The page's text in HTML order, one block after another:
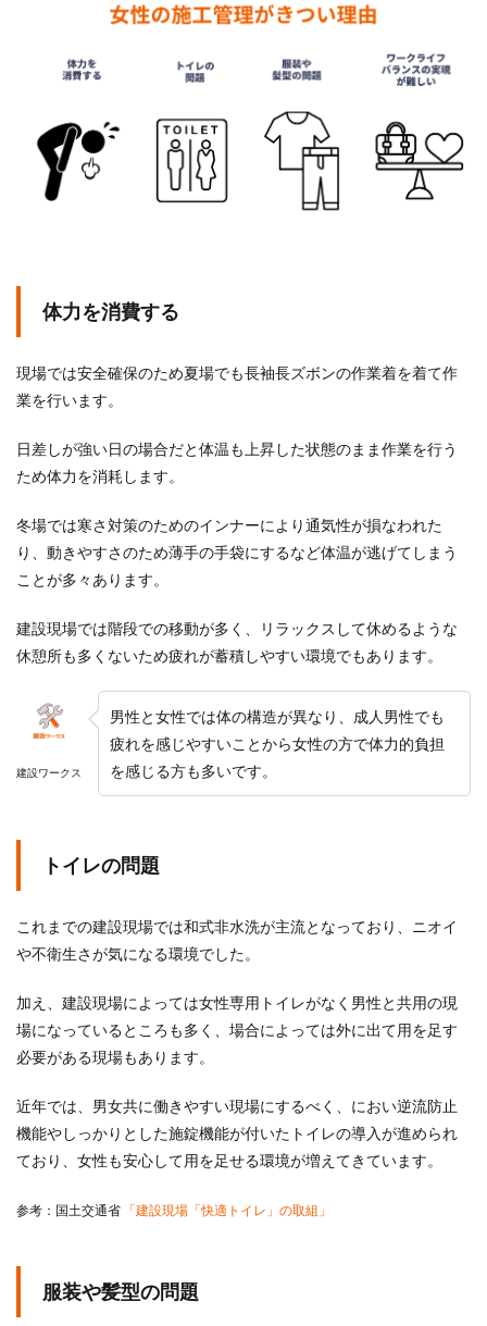
体力を消費する
現場では安全確保のため夏場でも長袖長ズボンの作業着を着て作
業を行います。
日差しが強い日の場合だと体温も上昇した状態のまま作業を行う
ため体力を消耗します。
冬場では寒さ対策のためのインナーにより通気性が損なわれた
り、動きやすさのため薄手の手袋にするなど体温が逃げてしまう
ことが多々あります。
建設現場では階段での移動が多く、リラックスして休めるような
休憩所も多くないため疲れが蓄積しやすい環境でもあります。
建設ワークス
男性と女性では体の構造が異なり、成人男性でも
疲れを感じやすいことから女性の方で体力的負担
を感じる方も多いです。
トイレの問題
これまでの建設現場では和式非水洗が主流となっており、ニオイ
や不衛生さが気になる環境でした。
加え、建設現場によっては女性専用トイレがなく男性と共用の現
場になっているところも多く、場合によっては外に出て用を足す
必要がある現場もあります。
近年では、男女共に働きやすい現場にするべく、におい逆流防止
機能やしっかりとした施錠機能が付いたトイレの導入が進められ
ており、女性も安心して用を足せる環境が増えてきています。
参考：国土交通省 「建設現場「快適トイレ」の取組」
服装や髪型の問題